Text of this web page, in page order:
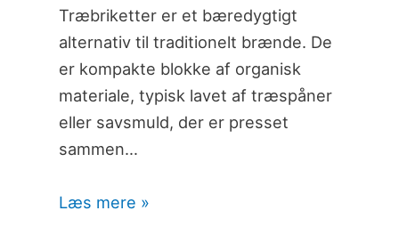
Træbriketter er et bæredygtigt
alternativ til traditionelt brænde. De
er kompakte blokke af organisk
materiale, typisk lavet af træspåner
eller savsmuld, der er presset
sammen…
Læs mere »